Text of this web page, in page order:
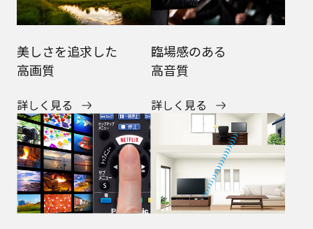
美しさを追求した
高画質
詳しく見る
臨場感のある
高音質
詳しく見る